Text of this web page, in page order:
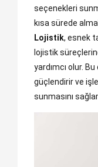
seçenekleri
kısa sürede
Lojistik, esnek
lojistik
yardımcı olur.
güçlendirir ve
sunmasını sağlar.